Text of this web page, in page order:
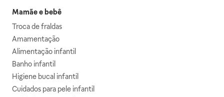
Mamãe e bebê
Troca de fraldas
Amamentação
Alimentação infantil
Banho infantil
Higiene bucal infantil
Cuidados para pele infantil